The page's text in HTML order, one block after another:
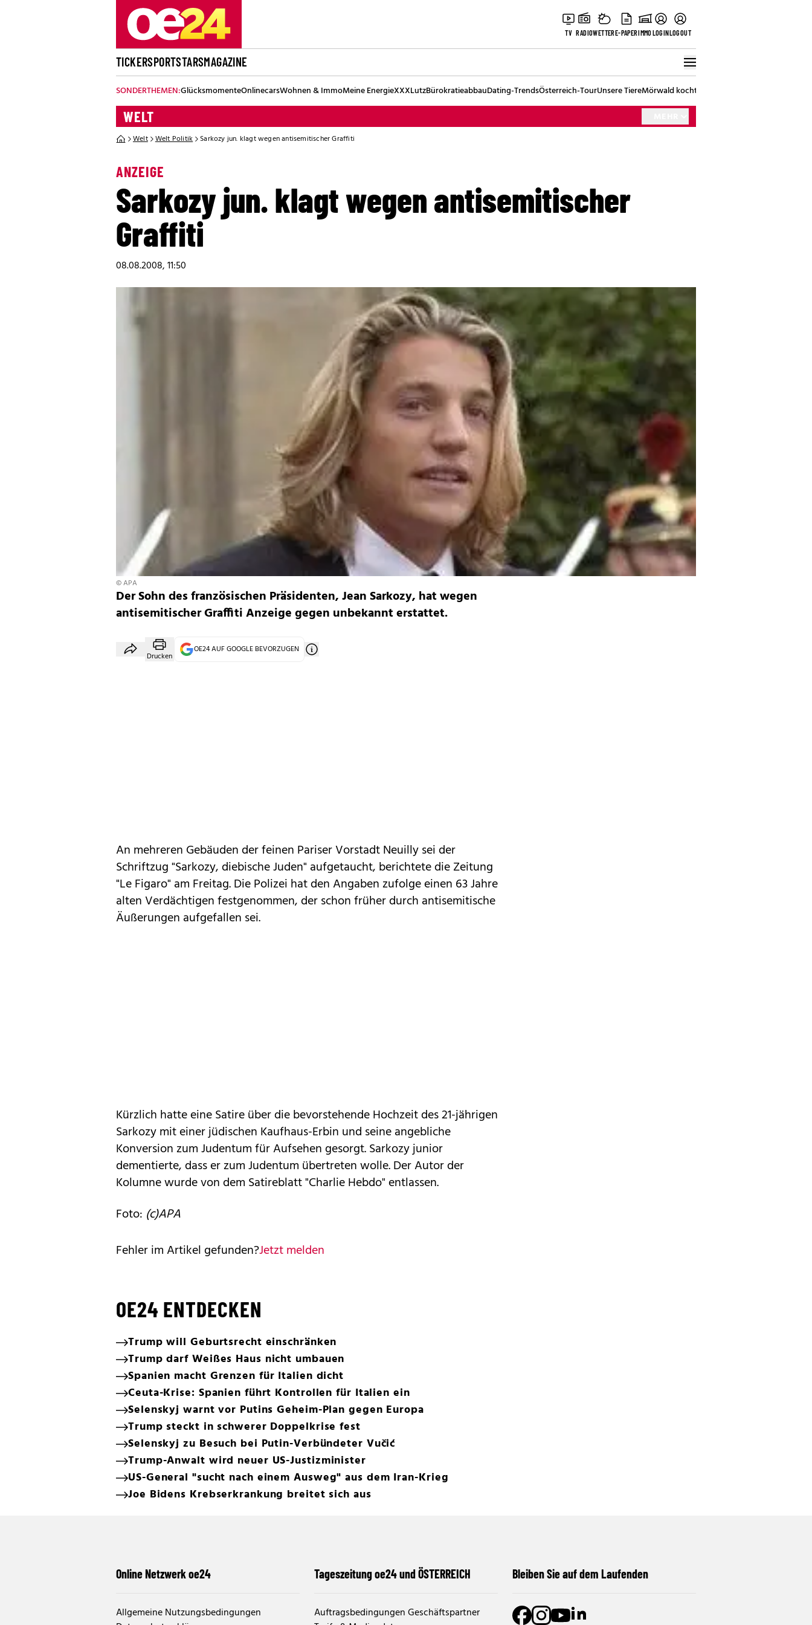
TV RADIOWETTERE-PAPERIMMOLOGINLOGOUT
TICKERSPORTSTARSMAGAZINE
SONDERTHEMEN:GlücksmomenteOnlinecarsWohnen & ImmoMeine EnergieXXXLutzBürokratieabbauDating-TrendsÖsterreich-TourUnsere TiereMörwald kocht
WELT
Welt Welt Politik Sarkozy jun. klagt wegen antisemitischer Graffiti
ANZEIGE
Sarkozy jun. klagt wegen antisemitischer
Graffiti
08.08.2008, 11:50
© APA
Der Sohn des französischen Präsidenten, Jean Sarkozy, hat wegen
antisemitischer Graffiti Anzeige gegen unbekannt erstattet.
Drucken
OE24 AUF GOOGLE BEVORZUGEN
An mehreren Gebäuden der feinen Pariser Vorstadt Neuilly sei der
Schriftzug "Sarkozy, diebische Juden" aufgetaucht, berichtete die Zeitung
"Le Figaro" am Freitag. Die Polizei hat den Angaben zufolge einen 63 Jahre
alten Verdächtigen festgenommen, der schon früher durch antisemitische
Äußerungen aufgefallen sei.
Kürzlich hatte eine Satire über die bevorstehende Hochzeit des 21-jährigen
Sarkozy mit einer jüdischen Kaufhaus-Erbin und seine angebliche
Konversion zum Judentum für Aufsehen gesorgt. Sarkozy junior
dementierte, dass er zum Judentum übertreten wolle. Der Autor der
Kolumne wurde von dem Satireblatt "Charlie Hebdo" entlassen.
Foto: (c)APA
Fehler im Artikel gefunden?Jetzt melden
OE24 ENTDECKEN
Trump will Geburtsrecht einschränken
Trump darf Weißes Haus nicht umbauen
Spanien macht Grenzen für Italien dicht
Ceuta-Krise: Spanien führt Kontrollen für Italien ein
Selenskyj warnt vor Putins Geheim-Plan gegen Europa
Trump steckt in schwerer Doppelkrise fest
Selenskyj zu Besuch bei Putin-Verbündeter Vučić
Trump-Anwalt wird neuer US-Justizminister
US-General "sucht nach einem Ausweg" aus dem Iran-Krieg
Joe Bidens Krebserkrankung breitet sich aus
Online Netzwerk oe24
Allgemeine Nutzungsbedingungen
Tageszeitung oe24 und ÖSTERREICH
Auftragsbedingungen Geschäftspartner
Bleiben Sie auf dem Laufenden